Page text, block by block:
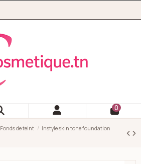
0
Fonds de teint
Instyle skin tone foundation